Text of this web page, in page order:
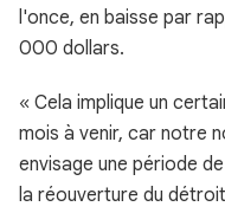
l'once, en baisse par
000 dollars.
« Cela implique un
mois à venir, car notre
envisage une période
la réouverture du